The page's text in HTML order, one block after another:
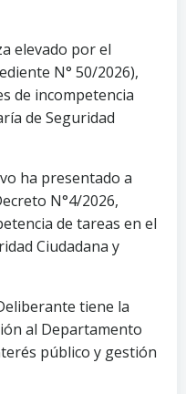
elevado por el
N° 50/2026),
de incompetencia
de Seguridad
ha presentado a
N°4/2026,
de tareas en el
Ciudadana y
tiene la
al Departamento
público y gestión